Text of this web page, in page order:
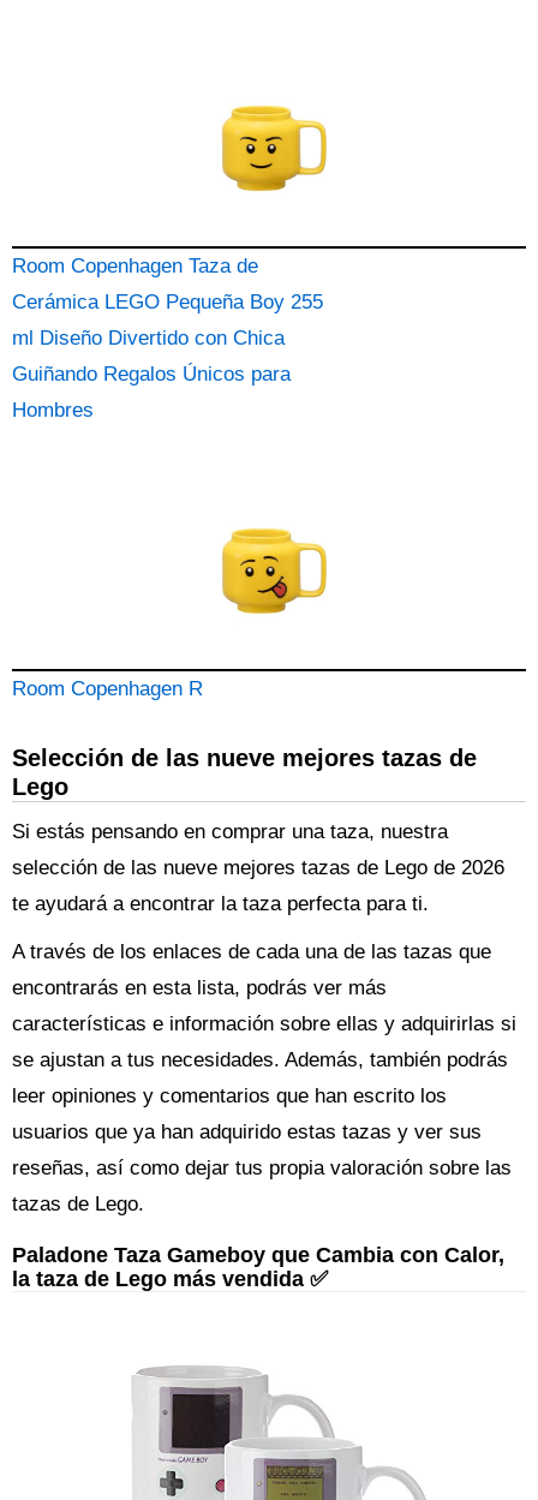
Room Copenhagen Taza de
Cerámica LEGO Pequeña Boy 255
ml Diseño Divertido con Chica
Guiñando Regalos Únicos para
Hombres
Room Copenhagen R
Selección de las nueve mejores tazas de
Lego
Si estás pensando en comprar una taza, nuestra
selección de las nueve mejores tazas de Lego de 2026
te ayudará a encontrar la taza perfecta para ti.
A través de los enlaces de cada una de las tazas que
encontrarás en esta lista, podrás ver más
características e información sobre ellas y adquirirlas si
se ajustan a tus necesidades. Además, también podrás
leer opiniones y comentarios que han escrito los
usuarios que ya han adquirido estas tazas y ver sus
reseñas, así como dejar tus propia valoración sobre las
tazas de Lego.
Paladone Taza Gameboy que Cambia con Calor,
la taza de Lego más vendida ✅